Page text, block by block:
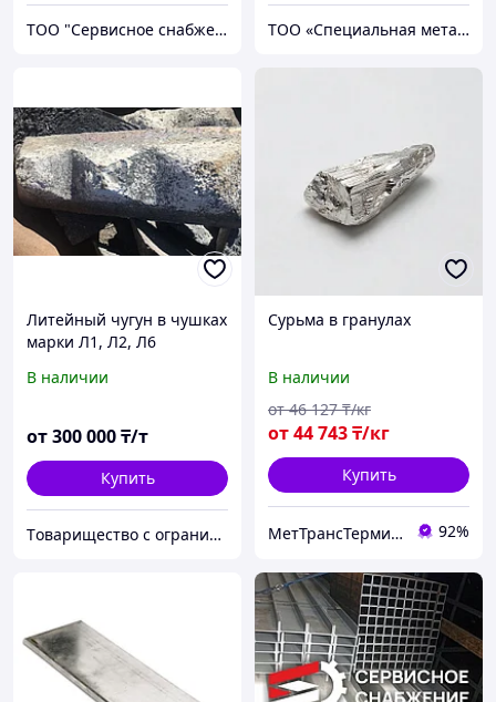
ТОО "Сервисное снабжение Астана" ТОО «Специальная металлургия»
Литейный чугун в чушках
марки Л1, Л2, Л6
В наличии
от300 000₸/т
Купить
Tоварищество с ограниченной ответственностью "Smart CI Technology"
Сурьма в гранулах
В наличии
от44 743₸/кг
от 46 127 ₸/кг
Купить
МетТрансТерминал 92%